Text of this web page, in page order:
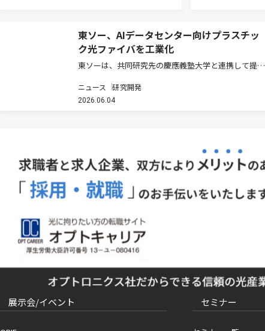
東ソー、AIデータセンター向けプラスチッ
ク光ファイバを工業化
東ソーは、共同研究先の慶應義塾大学と連携して提案
技術に関する研究開発プロジェクト」が、国立研究開
発法人情報通信研究機構（NICT）の「革新的情報通信
ニュース 研究開発
2026.06.04
展示会/イベント セミナー